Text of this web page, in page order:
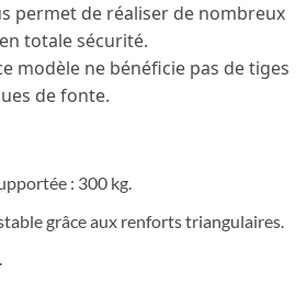
permet de réaliser de nombreux
totale sécurité.
modèle ne bénéficie pas de tiges
de fonte.
: 300 kg.
grâce aux renforts triangulaires.